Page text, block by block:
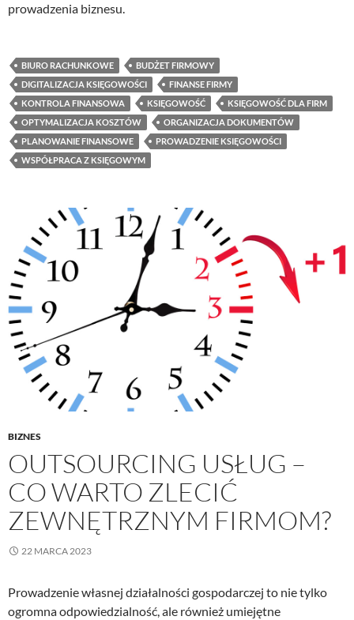
prowadzenia biznesu.
BIURO RACHUNKOWE
BUDŻET FIRMOWY
DIGITALIZACJA KSIĘGOWOŚCI
FINANSE FIRMY
KONTROLA FINANSOWA
KSIĘGOWOŚĆ
KSIĘGOWOŚĆ DLA FIRM
OPTYMALIZACJA KOSZTÓW
ORGANIZACJA DOKUMENTÓW
PLANOWANIE FINANSOWE
PROWADZENIE KSIĘGOWOŚCI
WSPÓŁPRACA Z KSIĘGOWYM
BIZNES
OUTSOURCING USŁUG –
CO WARTO ZLECIĆ
ZEWNĘTRZNYM FIRMOM?
22 MARCA 2023
Prowadzenie własnej działalności gospodarczej to nie tylko
ogromna odpowiedzialność, ale również umiejętne